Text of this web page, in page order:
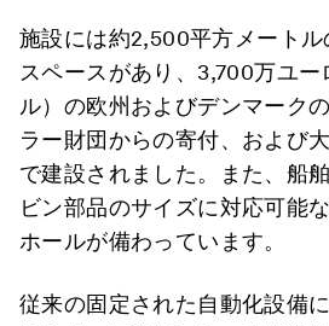
施設には約2,500平方メート
スペースがあり、3,700万ユー
ル）の欧州およびデンマーク
ラー財団からの寄付、および
で建設されました。また、船
ビン部品のサイズに対応可能
ホールが備わっています。
従来の固定された自動化設備